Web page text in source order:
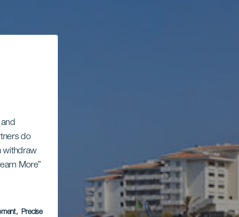
do
withdraw
More”
, Precise